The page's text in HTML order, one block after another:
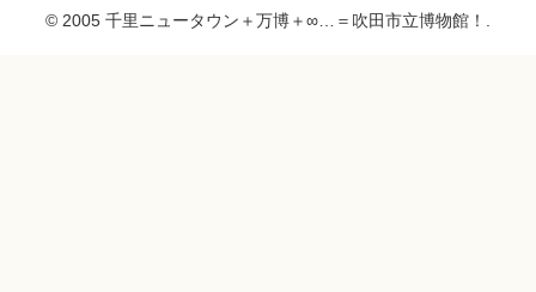
© 2005 千里ニュータウン＋万博＋∞…＝吹田市立博物館！.